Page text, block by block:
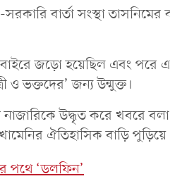
বার্তা সংস্থা
জড়ো হয়েছিল এবং পরে
ও ভক্তদের’ জন্য উন্মুক্ত।
উদ্ধৃত করে খবরে
ঐতিহাসিক বাড়ি
পথে ‘ডলফিন’